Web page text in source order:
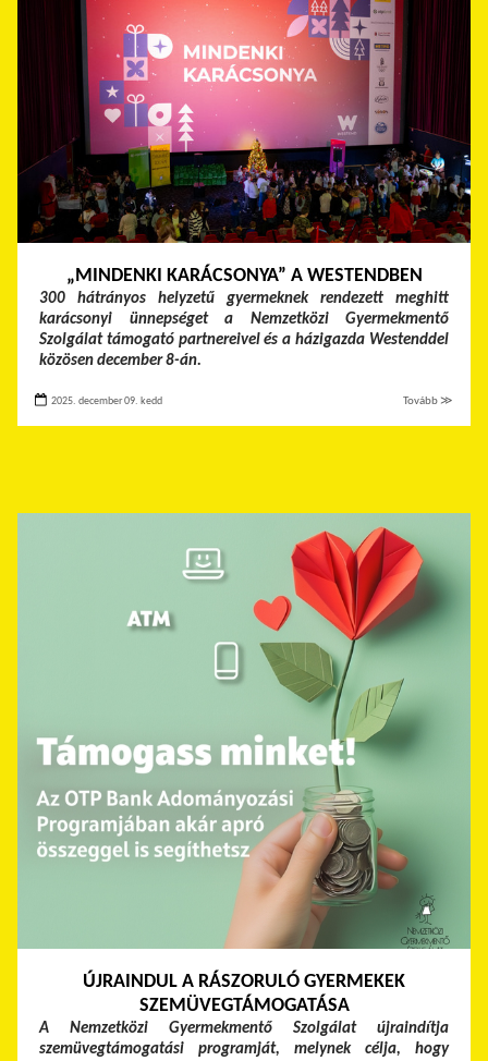
„MINDENKI KARÁCSONYA” A WESTENDBEN
300 hátrányos helyzetű gyermeknek rendezett meghitt
karácsonyi ünnepséget a Nemzetközi Gyermekmentő
Szolgálat támogató partnereivel és a házigazda Westenddel
közösen december 8-án.
2025. december 09. kedd Tovább ≫
ÚJRAINDUL A RÁSZORULÓ GYERMEKEK
SZEMÜVEGTÁMOGATÁSA
A Nemzetközi Gyermekmentő Szolgálat újraindítja
szemüvegtámogatási programját, melynek célja, hogy